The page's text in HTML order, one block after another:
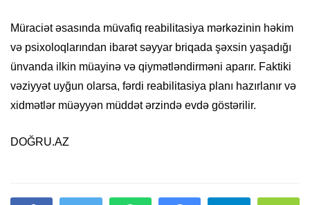
Müraciət əsasında müvafiq reabilitasiya mərkəzinin həkim
və psixoloqlarından ibarət səyyar briqada şəxsin yaşadığı
ünvanda ilkin müayinə və qiymətləndirməni aparır. Faktiki
vəziyyət uyğun olarsa, fərdi reabilitasiya planı hazırlanır və
xidmətlər müəyyən müddət ərzində evdə göstərilir.
DOĞRU.AZ